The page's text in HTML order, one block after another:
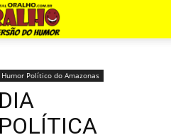
Humor Político do Amazonas